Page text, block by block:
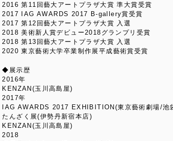
2016 第11回藝大アートプラザ大賞 準大賞受賞
2017 IAG AWARDS 2017 B-gallery賞受賞
2017 第12回藝大アートプラザ大賞 入選
2018 美術新人賞デビュー2018グランプリ受賞
2018 第13回藝大アートプラザ大賞 入選
2020 東京藝術大学卒業制作展平成藝術賞受賞
◆展示歴
2016年
KENZAN(玉川高島屋)
2017年
IAG AWARDS 2017 EXHIBITION(東京藝術劇場/池
たんざく展(伊勢丹新宿本店)
KENZAN(玉川高島屋)
2018